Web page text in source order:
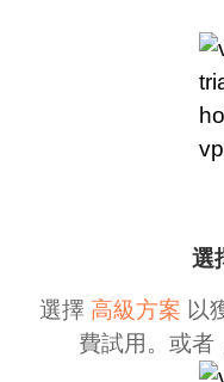
選
選擇 高級方案 以
費試用。或者